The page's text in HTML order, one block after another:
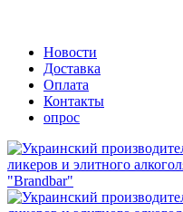
Новости
Доставка
Оплата
Контакты
опрос